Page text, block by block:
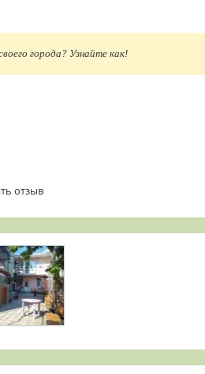
города? Узнайте как!
отзыв